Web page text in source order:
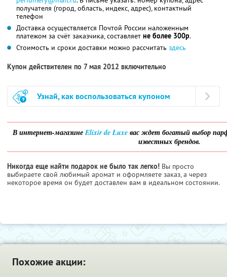
получателя (город, область, индекс, адрес), контактный
телефон
Доставка осуществляется Почтой России наложенным
платежом за счёт заказчика, составляет не более 300р.
Стоимость и сроки доставки можно рассчитать здесь
Купон действителен по 7 мая 2012 включительно
Узнай, как воспользоваться купоном
В интернет-магазинеElixir de Luxeвас ждет богатый выбор
известных брендов.
Никогда еще найти подарок не было так легко! Вы просто
выбираете свой любимый аромат и оформляете заказ, а через
некоторое время он будет доставлен вам в идеальном состоянии.
Похожие акции: